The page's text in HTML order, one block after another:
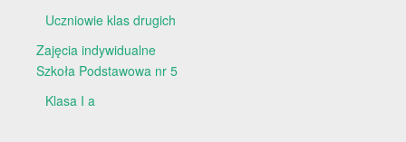
Uczniowie klas drugich
Zajęcia indywidualne
Szkoła Podstawowa nr 5
Klasa I a